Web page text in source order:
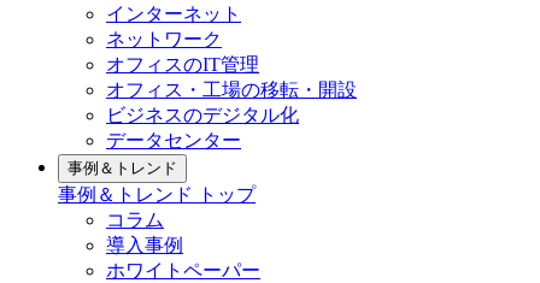
インターネット
ネットワーク
オフィスのIT管理
オフィス・工場の移転・開設
ビジネスのデジタル化
データセンター
事例＆トレンド
事例＆トレンド
トップ
コラム
導入事例
ホワイトペーパー